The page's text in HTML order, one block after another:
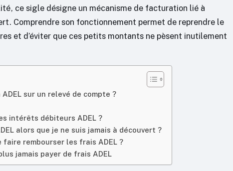
ce sigle désigne un mécanisme de facturation lié à
Comprendre son fonctionnement permet de reprendre le
et d’éviter que ces petits montants ne pèsent inutilement
sur un relevé de compte ?
intérêts débiteurs ADEL ?
alors que je ne suis jamais à découvert ?
rembourser les frais ADEL ?
jamais payer de frais ADEL